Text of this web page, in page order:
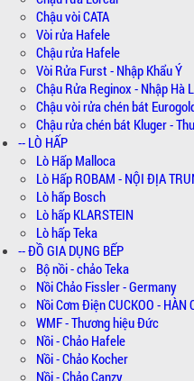
Chậu vòi CATA
Vòi rửa Hafele
Chậu rửa Hafele
Vòi Rửa Furst - Nhập Khẩu Ý
Chậu Rửa Reginox - Nhập Hà
Chậu vòi rửa chén bát
Chậu rửa chén bát Kluger -
-- LÒ HẤP
Lò Hấp Malloca
Lò Hấp ROBAM - NỘI ĐỊA
Lò hấp Bosch
Lò hấp KLARSTEIN
Lò hấp Teka
-- ĐỒ GIA DỤNG BẾP
Bộ nồi - chảo Teka
Nồi Chảo Fissler - Germany
Nồi Cơm Điện CUCKOO - HÀN
WMF - Thương hiệu Đức
Nồi - Chảo Hafele
Nồi - Chảo Kocher
Nồi - Chảo Canzy